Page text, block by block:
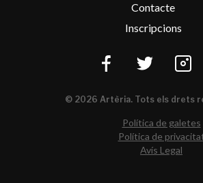
Contacte
Inscripcions
© 2026 Artèria. Tots els drets
Política de galetes
Política de
Avís Legal